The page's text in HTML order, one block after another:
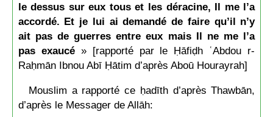
le dessus sur eux tous et les déracine, Il me l’a
accordé. Et je lui ai demandé de faire qu’il n’y
ait pas de guerres entre eux mais Il ne me l’a
pas exaucé» [rapporté par le Ḥāfiḍh ʿAbdou r-
Raḥmān Ibnou Abī Ḥātim d’après Aboū Hourayrah]
Mouslim a rapporté ce ḥadīth d’après Thawbān,
d’après le Messager de Allāh: